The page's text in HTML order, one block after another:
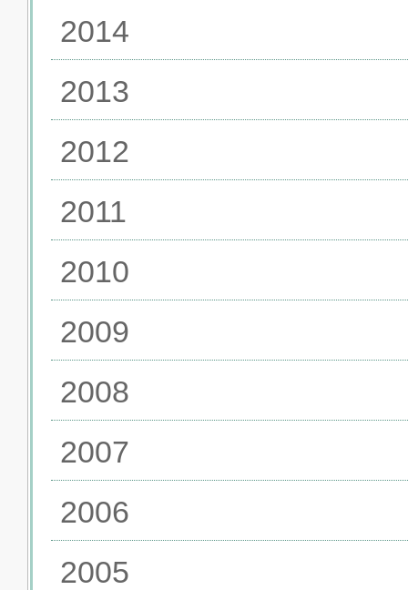
2014
2013
2012
2011
2010
2009
2008
2007
2006
2005